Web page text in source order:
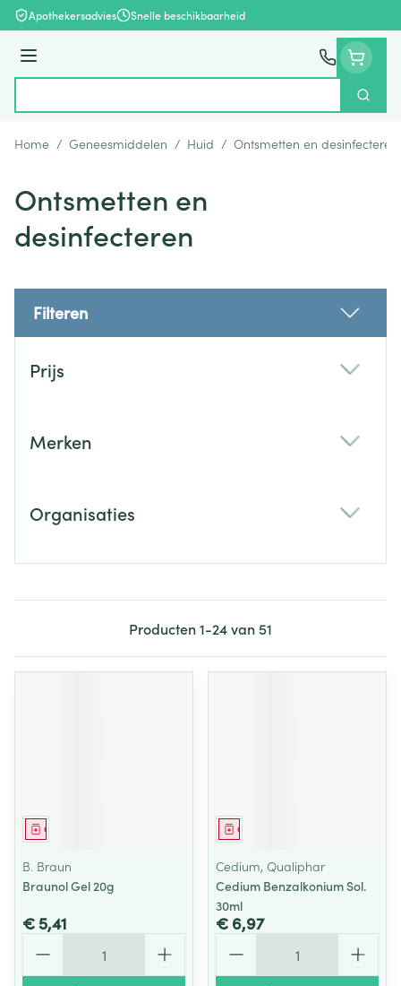
Ga naar de inhoud
Apothekersadvies Snelle beschikbaarheid
Menu
Zoek
Home / Geneesmiddelen / Huid / Ontsmetten en desinfecteren
Ontsmetten en
desinfecteren
Filteren
Prijs
Merken
Organisaties
Producten1-24van51
Geneesmiddel
B. Braun
Braunol Gel 20g
€ 5,41
Geneesmiddel
Cedium, Qualiphar
Cedium Benzalkonium Sol.
30ml
€ 6,97